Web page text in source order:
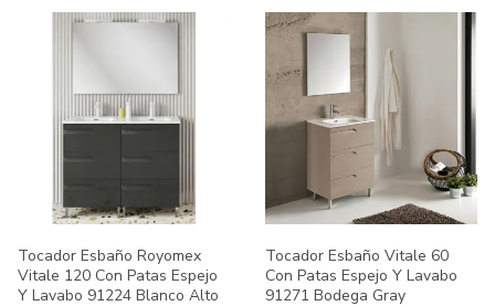
Tocador Esbaño Royomex
Vitale 120 Con Patas Espejo
Y Lavabo 91224 Blanco Alto
Tocador Esbaño Vitale 60
Con Patas Espejo Y Lavabo
91271 Bodega Gray